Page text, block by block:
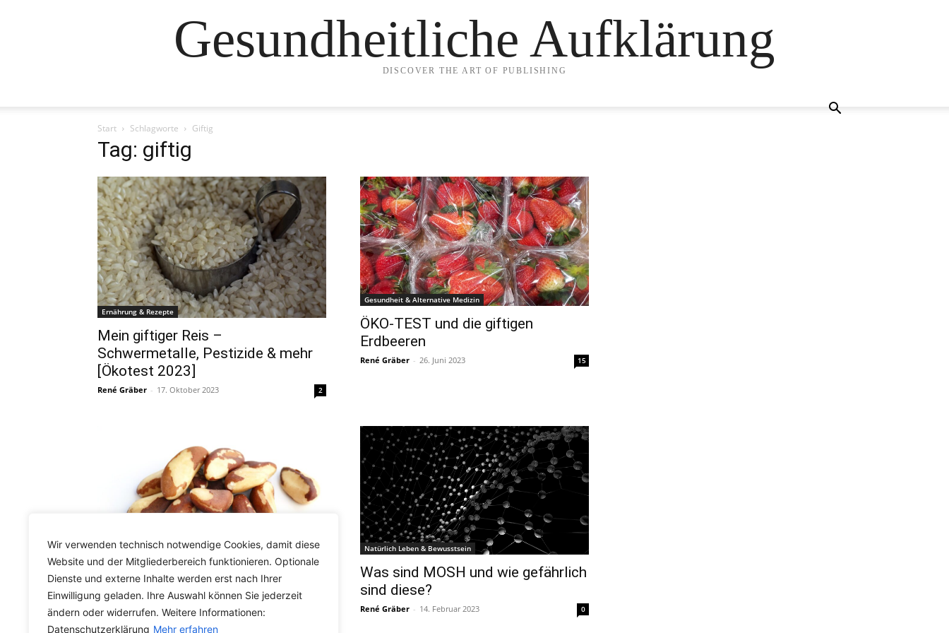
Wir verwenden technisch notwendige Cookies, damit diese
Website und der Mitgliederbereich funktionieren. Optionale
Dienste und externe Inhalte werden erst nach Ihrer
Einwilligung geladen. Ihre Auswahl können Sie jederzeit
ändern oder widerrufen. Weitere Informationen:
Datenschutzerklärung Mehr erfahren
Gesundheitliche Aufklärung
DISCOVER THE ART OF PUBLISHING
Start Schlagworte Giftig
Tag: giftig
Ernährung & Rezepte
Mein giftiger Reis –
Schwermetalle, Pestizide & mehr
[Ökotest 2023]
René Gräber - 17. Oktober 2023 2
Gesundheit & Alternative Medizin
ÖKO-TEST und die giftigen
Erdbeeren
René Gräber - 26. Juni 2023 15
Giftige und radioaktive Paranüsse?
[Ökotest 2023]
Natürlich Leben & Bewusstsein
Was sind MOSH und wie gefährlich
sind diese?
René Gräber - 14. Februar 2023 0